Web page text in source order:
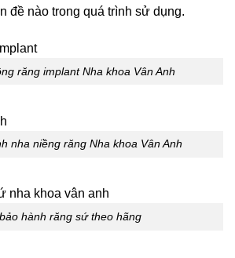
đề nào trong quá trình sử dụng.
răng implant Nha khoa Vân Anh
nha niềng răng Nha khoa Vân Anh
hành răng sứ theo hãng